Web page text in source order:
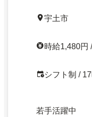
宇土市
時給1,480円
シフト制 /
若手活躍中